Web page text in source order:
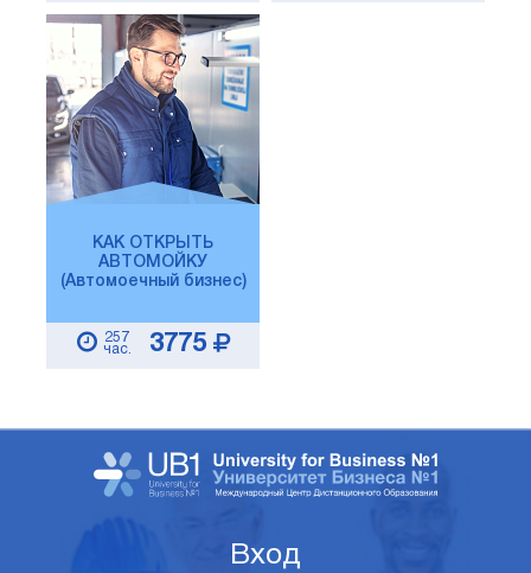
КАК ОТКРЫТЬ
АВТОМОЙКУ
(Автомоечный бизнес)
257
час.
3775
Вход